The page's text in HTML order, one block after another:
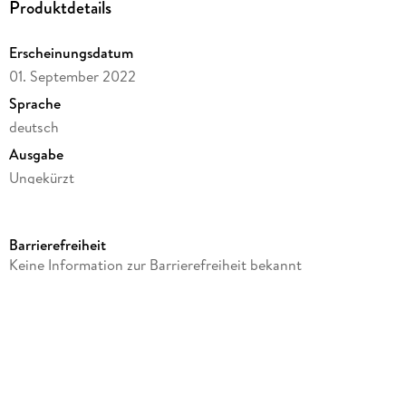
Produktdetails
Erscheinungsdatum
01. September 2022
Sprache
deutsch
Ausgabe
Ungekürzt
Laufzeit
Barrierefreiheit
Keine Information zur Barrierefreiheit bekannt